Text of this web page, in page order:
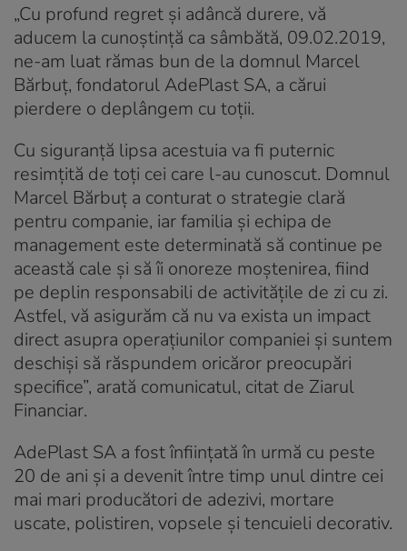
„Cu profund regret şi adâncă durere, vă
aducem la cunoştinţă ca sâmbătă, 09.02.2019,
ne-am luat rămas bun de la domnul Marcel
Bărbuţ, fondatorul AdePlast SA, a cărui
pierdere o deplângem cu toţii.
Cu siguranţă lipsa acestuia va fi puternic
resimţită de toţi cei care l-au cunoscut. Domnul
Marcel Bărbuţ a conturat o strategie clară
pentru companie, iar familia şi echipa de
management este determinată să continue pe
această cale şi să îi onoreze moştenirea, fiind
pe deplin responsabili de activităţile de zi cu zi.
Astfel, vă asigurăm că nu va exista un impact
direct asupra operaţiunilor companiei şi suntem
deschişi să răspundem oricăror preocupări
specifice”, arată comunicatul, citat de Ziarul
Financiar.
AdePlast SA a fost înființată în urmă cu peste
20 de ani și a devenit între timp unul dintre cei
mai mari producători de adezivi, mortare
uscate, polistiren, vopsele și tencuieli decorativ.